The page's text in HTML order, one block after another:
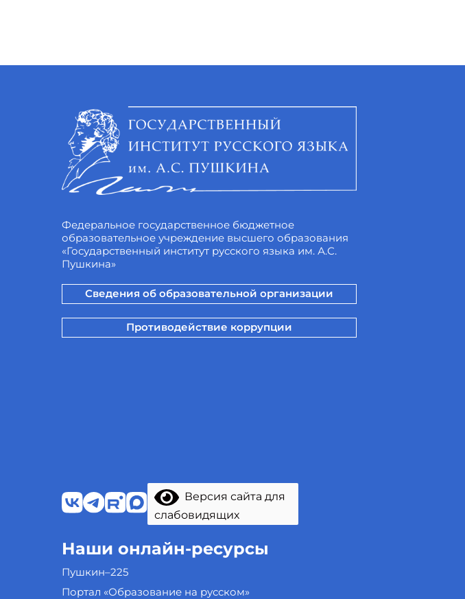
Федеральное государственное бюджетное
образовательное учреждение высшего образования
«Государственный институт русского языка им. А.С.
Пушкина»
Сведения об образовательной организации
Противодействие коррупции
Версия сайта для
слабовидящих
Наши онлайн-ресурсы
Пушкин–225
Портал «Образование на русском»